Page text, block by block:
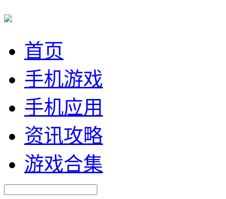
首页
手机游戏
手机应用
资讯攻略
游戏合集